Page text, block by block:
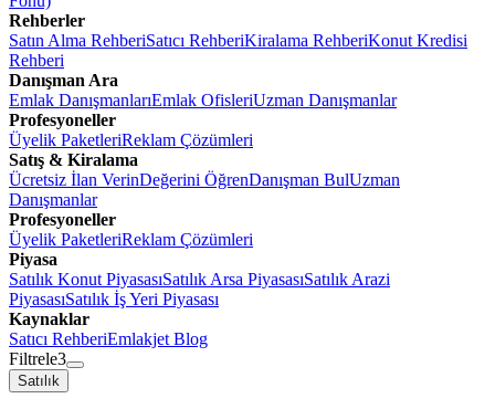
Rehberler
Satın Alma RehberiSatıcı RehberiKiralama RehberiKonut Kredisi
Rehberi
Danışman Ara
Emlak DanışmanlarıEmlak OfisleriUzman Danışmanlar
Profesyoneller
Üyelik PaketleriReklam Çözümleri
Satış & Kiralama
Ücretsiz İlan VerinDeğerini ÖğrenDanışman BulUzman
Danışmanlar
Profesyoneller
Üyelik PaketleriReklam Çözümleri
Piyasa
Satılık Konut PiyasasıSatılık Arsa PiyasasıSatılık Arazi
PiyasasıSatılık İş Yeri Piyasası
Kaynaklar
Satıcı RehberiEmlakjet Blog
Filtrele3
Satılık